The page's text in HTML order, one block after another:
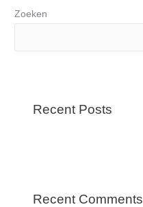
Zoeken
Recent Posts
Recent Comments